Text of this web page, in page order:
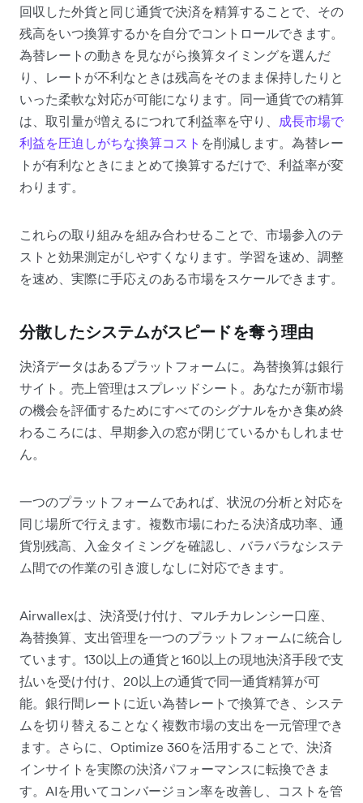
回収した外貨と同じ通貨で決済を精算することで、その
残高をいつ換算するかを自分でコントロールできます。
為替レートの動きを見ながら換算タイミングを選んだ
り、レートが不利なときは残高をそのまま保持したりと
いった柔軟な対応が可能になります。同一通貨での精算
は、取引量が増えるにつれて利益率を守り、 成長市場で
利益を圧迫しがちな換算コスト を削減します。為替レー
トが有利なときにまとめて換算するだけで、利益率が変
わります。
これらの取り組みを組み合わせることで、市場参入のテ
ストと効果測定がしやすくなります。学習を速め、調整
を速め、実際に手応えのある市場をスケールできます。
分散したシステムがスピードを奪う理由
決済データはあるプラットフォームに。為替換算は銀行
サイト。売上管理はスプレッドシート。あなたが新市場
の機会を評価するためにすべてのシグナルをかき集め終
わるころには、早期参入の窓が閉じているかもしれませ
ん。
一つのプラットフォームであれば、状況の分析と対応を
同じ場所で行えます。複数市場にわたる決済成功率、通
貨別残高、入金タイミングを確認し、バラバラなシステ
ム間での作業の引き渡しなしに対応できます。
Airwallexは、決済受け付け、マルチカレンシー口座、
為替換算、支出管理を一つのプラットフォームに統合し
ています。130以上の通貨と160以上の現地決済手段で支
払いを受け付け、20以上の通貨で同一通貨精算が可
能。銀行間レートに近い為替レートで換算でき、システ
ムを切り替えることなく複数市場の支出を一元管理でき
ます。さらに、 Optimize 360を活用することで、決済
インサイトを実際の決済パフォーマンスに転換できま
す。AIを用いてコンバージョン率を改善し、コストを管